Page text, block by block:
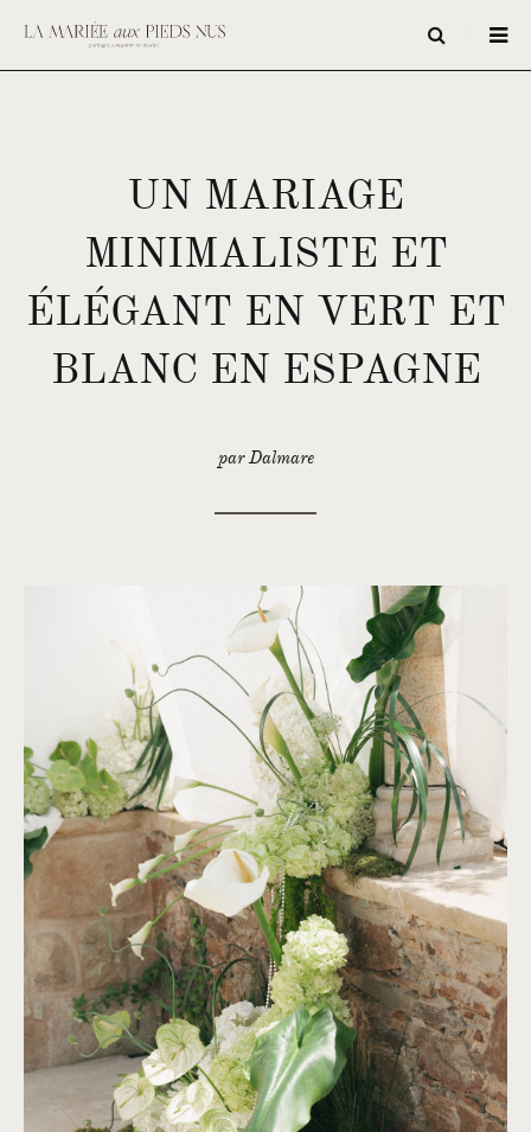
UN MARIAGE
MINIMALISTE ET
ÉLÉGANT EN VERT ET
BLANC EN ESPAGNE
par Dalmare